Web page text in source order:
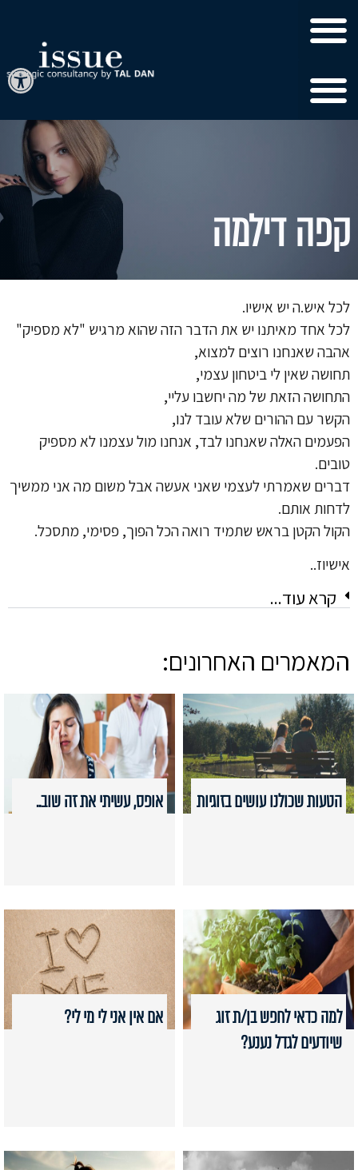
קפה דילמה
לכל איש.ה יש אישיו.
לכל אחד מאיתנו יש את הדבר הזה שהוא מרגיש "לא מספיק"
אהבה שאנחנו רוצים למצוא,
תחושה שאין לי ביטחון עצמי,
התחושה הזאת של מה יחשבו עליי,
הקשר עם ההורים שלא עובד לנו,
הפעמים האלה שאנחנו לבד, אנחנו מול עצמנו לא מספיק
טובים.
דברים שאמרתי לעצמי שאני אעשה אבל משום מה אני ממשיך
לדחות אותם.
הקול הקטן בראש שתמיד רואה הכל הפוך, פסימי, מתסכל.
אישיוז..
קרא עוד...
המאמרים האחרונים:
הטעות שכולנו עושים בזוגיות אופס, עשיתי את זה שוב..
למה כדאי לחפש בן/ת זוג
שיודעים לגדל נענע?
אם אין אני לי מי לי?